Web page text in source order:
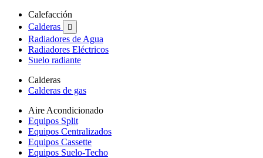
Calefacción
Calderas

Radiadores de Agua
Radiadores Eléctricos
Suelo radiante
Calderas
Calderas de gas
Aire Acondicionado
Equipos Split
Equipos Centralizados
Equipos Cassette
Equipos Suelo-Techo